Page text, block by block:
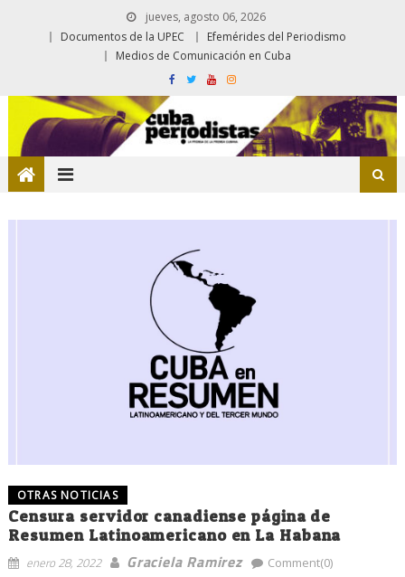
jueves, agosto 06, 2026
Documentos de la UPEC
Efemérides del Periodismo
Medios de Comunicación en Cuba
OTRAS NOTICIAS
Censura servidor canadiense página de
Resumen Latinoamericano en La Habana
enero 28, 2022 Graciela Ramirez Comment(0)